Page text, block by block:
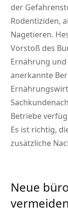
der
Rodentiziden,
Nagetieren.
Vorstoß des
Ernährung
anerkannte
Betriebe
Es ist richtig,
zusätzliche
Neue
vermeiden